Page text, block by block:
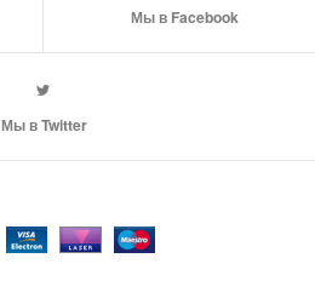
Мы в Facebook
Мы в Twitter